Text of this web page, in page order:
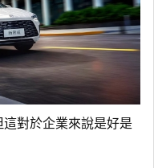
對於企業來說是好是